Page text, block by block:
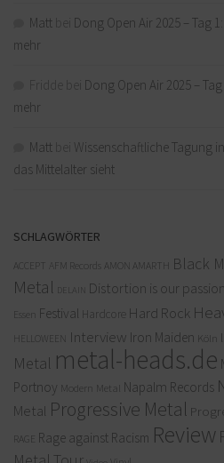
Matt
Dong Open Air 2025 – Tag
mehr
Dong Open Air 2025 –
mehr
Matt
Wissenschaftliche Tagung
das Mittelalter sieht
SCHLAGWÖRTER
ACCEPT AFM Records AMON AMARTH Black
Metal
DELAIN Distortion is our passion
Essen Festival Hardcore Hard Rock
HELLOWEEN Interview Iron Maiden Köln
Metal metal-heads.de
Portnoy Modern Metal Napalm Records
Metal Progressive Metal
RAGE Rage against Racism Review